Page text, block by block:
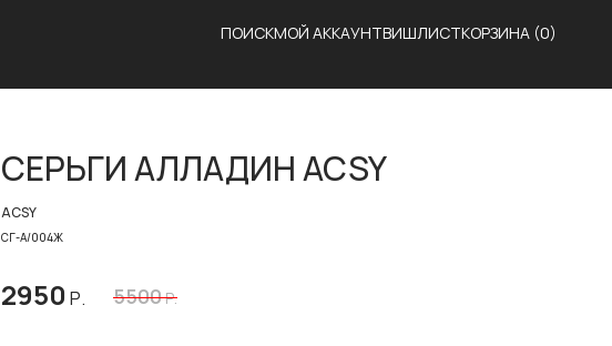
ПОИСКМОЙ АККАУНТВИШЛИСТКОРЗИНА (0)
СЕРЬГИ АЛЛАДИН ACSY
ACSY
СГ-А/004Ж
2950 Р. 5500Р.